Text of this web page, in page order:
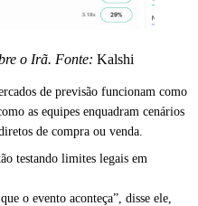
o Irã. Fonte: Kalshi
de previsão funcionam como
as equipes enquadram cenários
de compra ou venda.
testando limites legais em
o evento aconteça”, disse ele,